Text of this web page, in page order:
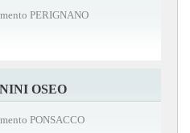
PERIGNANO
OSEO
PONSACCO